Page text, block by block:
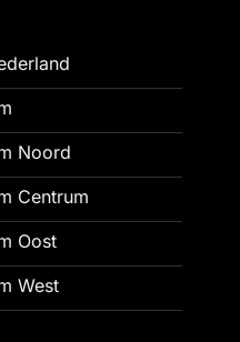
Noord
Centrum
Oost
West